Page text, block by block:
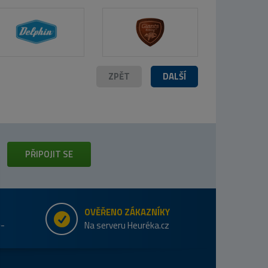
DALŠÍ
ZPĚT
PŘIPOJIT SE
OVĚŘENO ZÁKAZNÍKY
Na serveru Heuréka.cz